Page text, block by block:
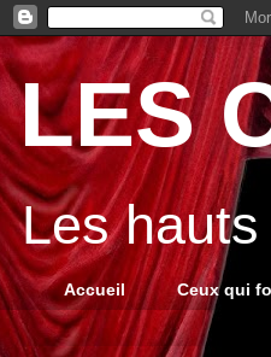
LES
Les
Accueil Ceux qui